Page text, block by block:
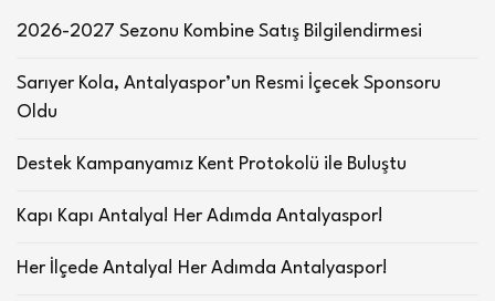
2026-2027 Sezonu Kombine Satış Bilgilendirmesi
Sarıyer Kola, Antalyaspor’un Resmi İçecek Sponsoru
Oldu
Destek Kampanyamız Kent Protokolü ile Buluştu
Kapı Kapı Antalya! Her Adımda Antalyaspor!
Her İlçede Antalya! Her Adımda Antalyaspor!